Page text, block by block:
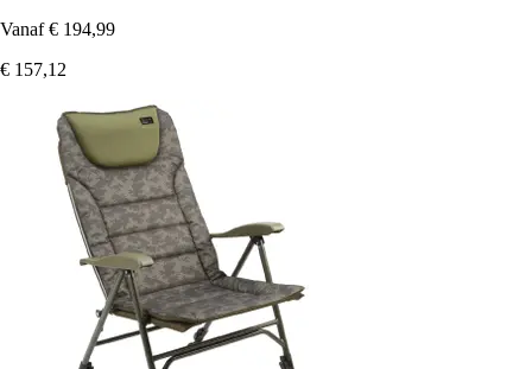
Vanaf € 194,99
€ 157,12